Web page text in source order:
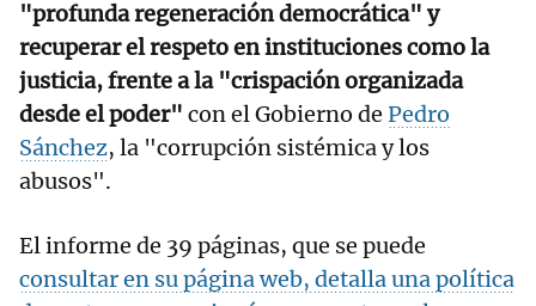
"profunda regeneración democrática" y
recuperar el respeto en instituciones como la
justicia, frente a la "crispación organizada
desde el poder" con el Gobierno de Pedro
Sánchez, la "corrupción sistémica y los
abusos".
El informe de 39 páginas, que se puede
consultar en su página web, detalla una política